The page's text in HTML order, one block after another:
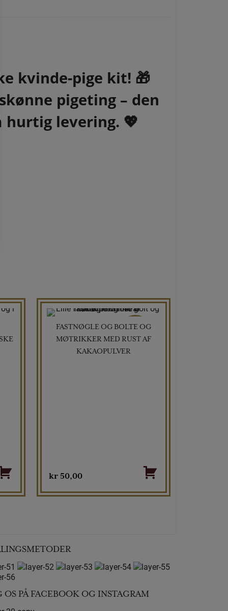
kvinde-pige kit! 🎁
pigeting – den
levering. 💖
TILBUD
FASTNØGLE OG BOLTE OG
MØTRIKKER MED RUST AF
KAKAOPULVER
kr 50,00
OS PÅ FACEBOOK OG INSTAGRAM